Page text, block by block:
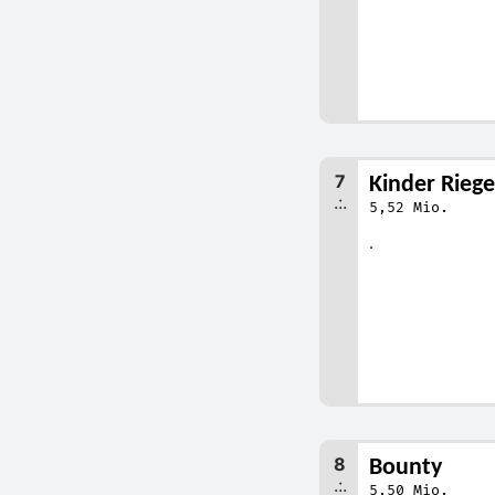
.:.
7 Kinder
5,52 Mio.
.
.:.
8 Bounty
5,50 Mio.